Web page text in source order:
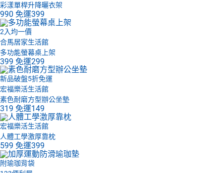
彩漾單桿升降曬衣架
990 免運399
2入均一價
合馬居家生活館
多功能螢幕桌上架
399 免運299
新品破盤5折免運
宏福樂活生活館
素色耐磨方型辦公坐墊
319 免運149
宏福樂活生活館
人體工學激厚靠枕
599 免運399
附瑜珈背袋